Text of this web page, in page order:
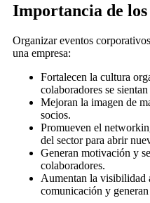
Importancia de
Organizar eventos
una empresa:
Fortalecen la cultura
colaboradores se
Mejoran la imagen de
socios.
Promueven el
del sector para abrir
Generan motivación y
colaboradores.
Aumentan la visibilidad
comunicación y